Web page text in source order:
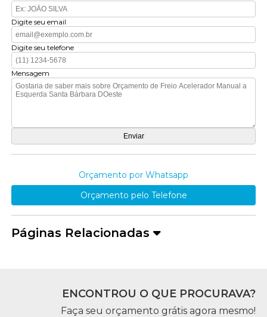
Digite seu email
Digite seu telefone
Mensagem
Orçamento por Whatsapp
Orçamento pelo Telefone
Páginas Relacionadas
ENCONTROU O QUE PROCURAVA?
Faça seu orçamento grátis agora mesmo!